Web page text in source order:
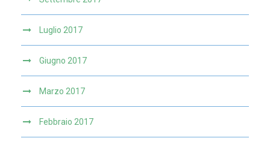
Luglio 2017
Giugno 2017
Marzo 2017
Febbraio 2017